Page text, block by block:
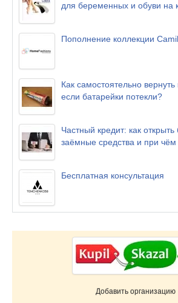
для беременных и обуви на
Пополнение коллекции
Как самостоятельно вернуть
если батарейки потекли?
Частный кредит: как открыть
заёмные средства и при
Бесплатная консультация
Добавить организацию